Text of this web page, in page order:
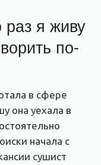
раз я живу
по-
в сфере
она уехала в
начала с
сушист